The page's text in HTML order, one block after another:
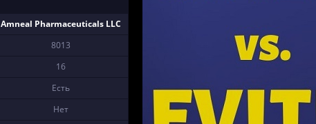
Amneal Pharmaceuticals LLC
8013
16
Есть
Нет